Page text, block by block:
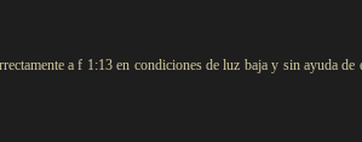
a f 1:13 en condiciones de luz baja y sin ayuda